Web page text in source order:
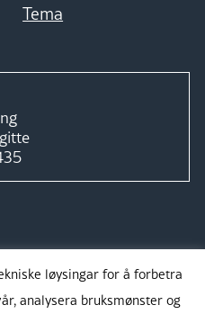
Tema
løysingar for å forbetra
analysera bruksmønster og